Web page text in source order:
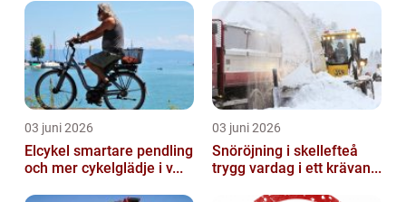
03 juni 2026
Elcykel smartare pendling
och mer cykelglädje i v...
03 juni 2026
Snöröjning i skellefteå
trygg vardag i ett krävan...